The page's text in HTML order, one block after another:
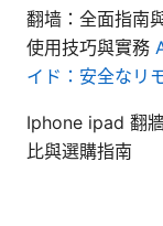
翻墙：全面指南
使用技巧與實務
イド：安全なリ
Iphone ipad 翻
比與選購指南